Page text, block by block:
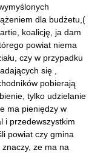
dla budżetu,(
koalicję, ja dam
powiat niema
czy w przypadku
się ,
pobierają
tylko udzielanie
ma pieniędzy w
i przedewszystkim
powiat czy gmina
ze ma na